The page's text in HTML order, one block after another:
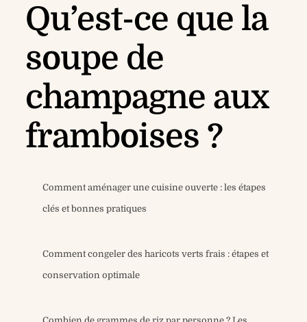
Qu’est-ce que la
soupe de
champagne aux
framboises ?
Comment aménager une cuisine ouverte : les étapes
clés et bonnes pratiques
Comment congeler des haricots verts frais : étapes et
conservation optimale